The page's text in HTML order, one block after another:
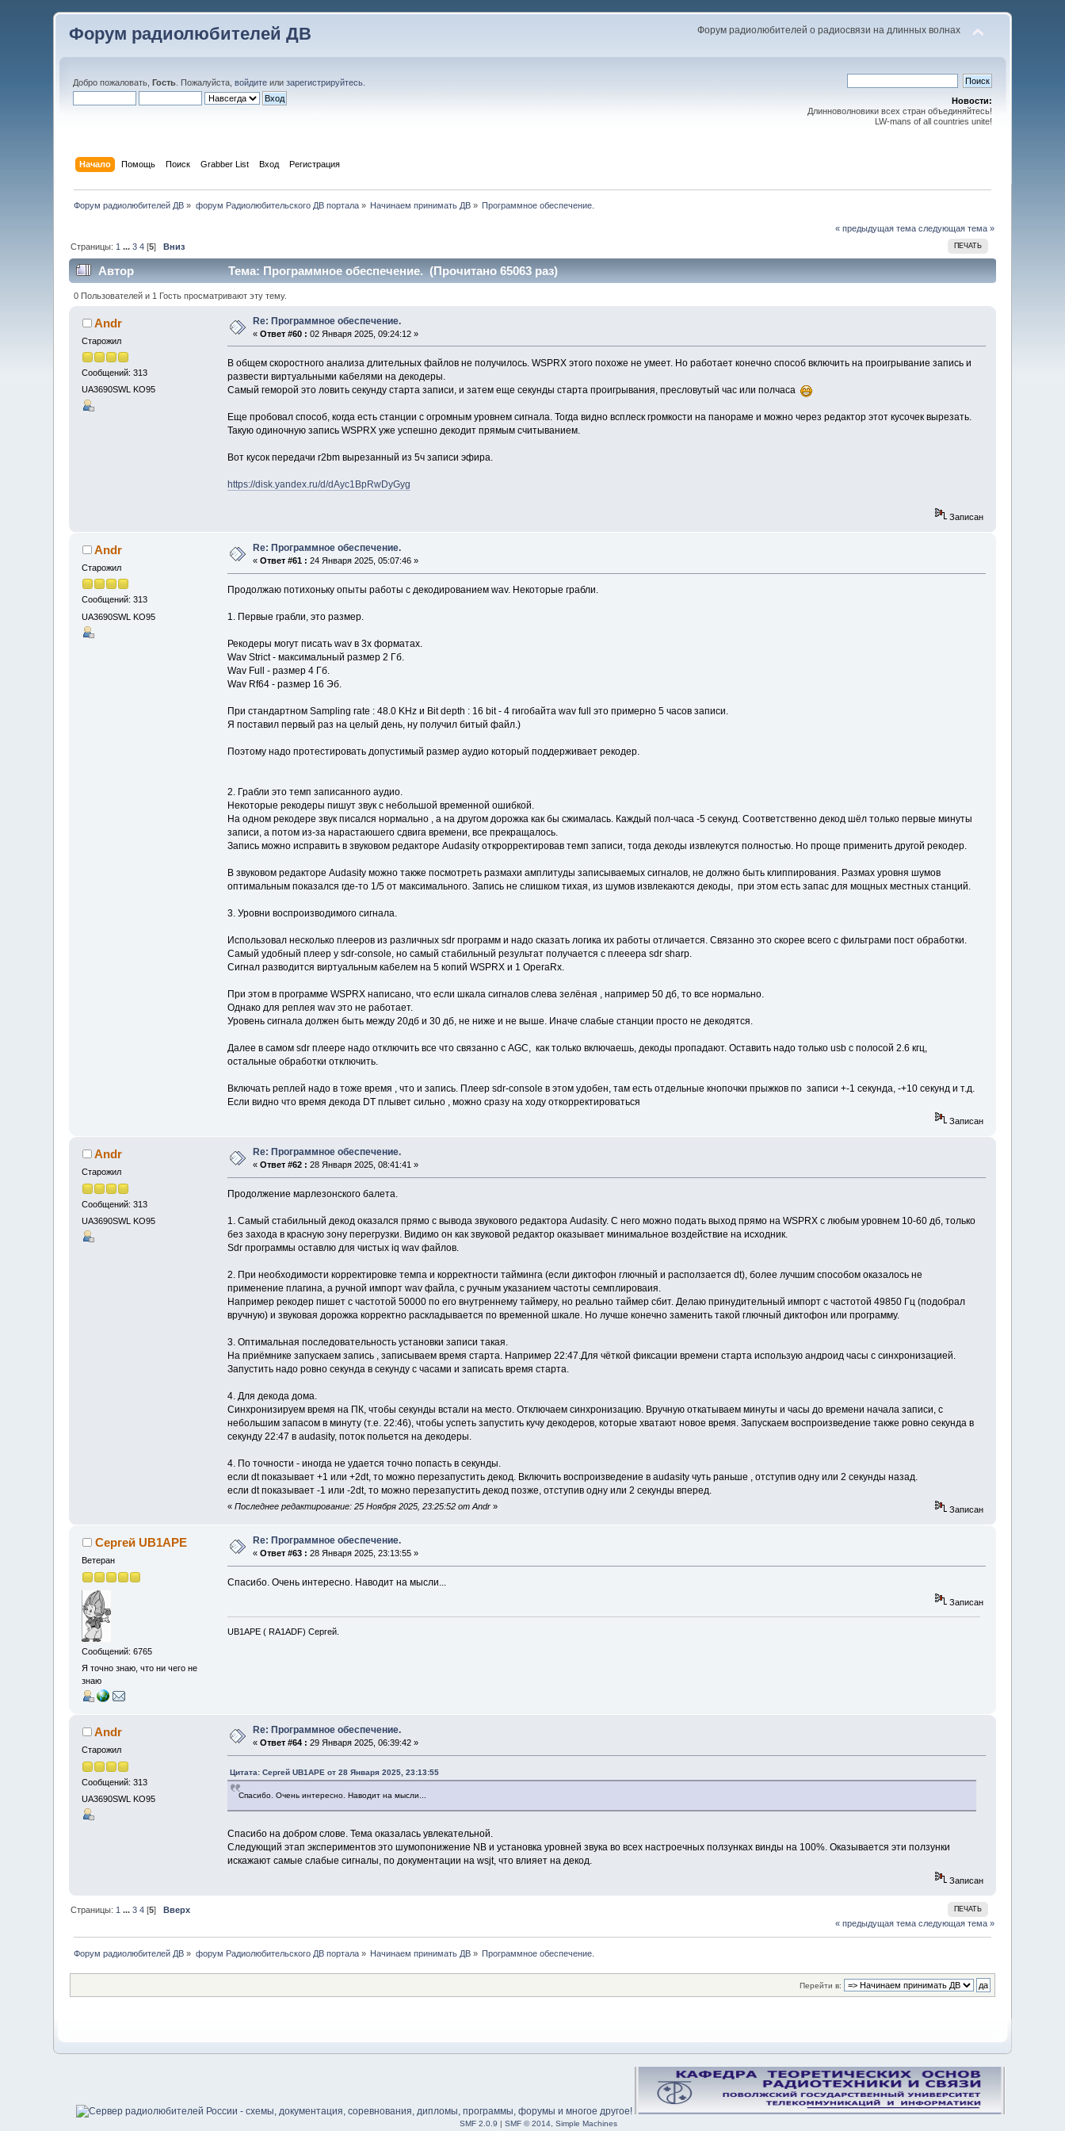
Форум радиолюбителей ДВ Форум радиолюбителей о радиосвязи на длинных волнах
Добро пожаловать,Гость . Пожалуйста,войдите илизарегистрируйтесь
Новости:
Длинноволновики всех стран объединяйтесь!
LW-mans of all countries unite!
Начало Помощь Поиск Grabber List Вход Регистрация
Форум радиолюбителей ДВ » форум Радиолюбительского ДВ портала» Начинаем принимать ДВ » Программное обеспечение.
« предыдущая тема следующая тема »
ПЕЧАТЬ
Страницы: 1 ...3 4 [5]Вниз
Автор Тема: Программное обеспечение. (Прочитано 65063 раз)
0 Пользователей и 1 Гость просматривают эту тему.
Andr
Старожил
Сообщений: 313
UA3690SWL KO95
Re: Программное обеспечение.
«Ответ #60 : 02 Января 2025, 09:24:12 »
В общем скоростного анализа длительных файлов не получилось. WSPRX этого похоже не умеет. Но работает конечно способ включить на проигрывание запись и
развести виртуальными кабелями на декодеры.
Самый геморой это ловить секунду старта записи, и затем еще секунды старта проигрывания, пресловутый час или полчаса
Еще пробовал способ, когда есть станции с огромным уровнем сигнала. Тогда видно всплеск громкости на панораме и можно через редактор этот кусочек вырезать.
Такую одиночную запись WSPRX уже успешно декодит прямым считыванием.
Вот кусок передачи r2bm вырезанный из 5ч записи эфира.
https://disk.yandex.ru/d/dAyc1BpRwDyGyg
Записан
Andr
Старожил
Сообщений: 313
UA3690SWL KO95
Re: Программное обеспечение.
«Ответ #61 : 24 Января 2025, 05:07:46 »
Продолжаю потихоньку опыты работы с декодированием wav. Некоторые грабли.
1. Первые грабли, это размер.
Рекодеры могут писать wav в 3х форматах.
Wav Strict - максимальный размер 2 Гб.
Wav Full - размер 4 Гб.
Wav Rf64 - размер 16 Эб.
При стандартном Sampling rate : 48.0 KHz и Bit depth : 16 bit - 4 гигобайта wav full это примерно 5 часов записи.
Я поставил первый раз на целый день, ну получил битый файл.)
Поэтому надо протестировать допустимый размер аудио который поддерживает рекодер.
2. Грабли это темп записанного аудио.
Некоторые рекодеры пишут звук с небольшой временной ошибкой.
На одном рекодере звук писался нормально , а на другом дорожка как бы сжималась. Каждый пол-часа -5 секунд. Соответственно декод шёл только первые минуты
записи, а потом из-за нарастаюшего сдвига времени, все прекращалось.
Запись можно исправить в звуковом редакторе Audasity открорректировав темп записи, тогда декоды извлекутся полностью. Но проще применить другой рекодер.
В звуковом редакторе Audasity можно также посмотреть размахи амплитуды записываемых сигналов, не должно быть клиппирования. Размах уровня шумов
оптимальным показался где-то 1/5 от максимального. Запись не слишком тихая, из шумов извлекаются декоды, при этом есть запас для мощных местных станций.
3. Уровни воспроизводимого сигнала.
Использовал несколько плееров из различных sdr программ и надо сказать логика их работы отличается. Связанно это скорее всего с фильтрами пост обработки.
Самый удобный плеер у sdr-console, но самый стабильный результат получается с плееера sdr sharp.
Сигнал разводится виртуальным кабелем на 5 копий WSPRX и 1 OperaRx.
При этом в программе WSPRX написано, что если шкала сигналов слева зелёная , например 50 дб, то все нормально.
Однако для реплея wav это не работает.
Уровень сигнала должен быть между 20дб и 30 дб, не ниже и не выше. Иначе слабые станции просто не декодятся.
Далее в самом sdr плеере надо отключить все что связанно с AGC, как только включаешь, декоды пропадают. Оставить надо только usb с полосой 2.6 кгц,
остальные обработки отключить.
Включать реплей надо в тоже время , что и запись. Плеер sdr-console в этом удобен, там есть отдельные кнопочки прыжков по записи +-1 секунда, -+10 секунд и т.д.
Если видно что время декода DT плывет сильно , можно сразу на ходу откорректироваться
Записан
Andr
Старожил
Сообщений: 313
UA3690SWL KO95
Re: Программное обеспечение.
«Ответ #62 : 28 Января 2025, 08:41:41 »
Продолжение марлезонского балета.
1. Самый стабильный декод оказался прямо с вывода звукового редактора Audasity. С него можно подать выход прямо на WSPRX с любым уровнем 10-60 дб, только
без захода в красную зону перегрузки. Видимо он как звуковой редактор оказывает минимальное воздействие на исходник.
Sdr программы оставлю для чистых iq wav файлов.
2. При необходимости корректировке темпа и корректности тайминга (если диктофон глючный и расползается dt), более лучшим способом оказалось не
применение плагина, а ручной импорт wav файла, с ручным указанием частоты семплироваия.
Например рекодер пишет с частотой 50000 по его внутреннему таймеру, но реально таймер сбит. Делаю принудительный импорт с частотой 49850 Гц (подобрал
вручную) и звуковая дорожка корректно раскладывается по временной шкале. Но лучше конечно заменить такой глючный диктофон или программу.
3. Оптимальная последовательность установки записи такая.
На приёмнике запускаем запись , записываем время старта. Например 22:47.Для чёткой фиксации времени старта использую андроид часы с синхронизацией.
Запустить надо ровно секунда в секунду с часами и записать время старта.
4. Для декода дома.
Синхронизируем время на ПК, чтобы секунды встали на место. Отключаем синхронизацию. Вручную откатываем минуты и часы до времени начала записи, с
небольшим запасом в минуту (т.е. 22:46), чтобы успеть запустить кучу декодеров, которые хватают новое время. Запускаем воспроизведение также ровно секунда в
секунду 22:47 в audasity, поток польется на декодеры.
4. По точности - иногда не удается точно попасть в секунды.
если dt показывает +1 или +2dt, то можно перезапустить декод. Включить воспроизведение в audasity чуть раньше , отступив одну или 2 секунды назад.
если dt показывает -1 или -2dt, то можно перезапустить декод позже, отступив одну или 2 секунды вперед.
« Последнее редактирование: 25 Ноября 2025, 23:25:52 от Andr» Записан
Сергей UB1APE
Ветеран
Сообщений: 6765
Я точно знаю, что ни чего не
знаю
Re: Программное обеспечение.
«Ответ #63 : 28 Января 2025, 23:13:55 »
Спасибо. Очень интересно. Наводит на мысли...
Записан
UB1APE ( RA1ADF) Сергей.
Andr
Старожил
Сообщений: 313
UA3690SWL KO95
Re: Программное обеспечение.
«Ответ #64 : 29 Января 2025, 06:39:42 »
Цитата: Сергей UB1APE от 28 Января 2025, 23:13:55
Спасибо. Очень интересно. Наводит на мысли...
Спасибо на добром слове. Тема оказалась увлекательной.
Следующий этап экспериментов это шумопонижение NB и установка уровней звука во всех настроечных ползунках винды на 100%. Оказывается эти ползунки
искажают самые слабые сигналы, по документации на wsjt, что влияет на декод.
Записан
ПЕЧАТЬ
Страницы: 1 ...3 4 [5]Вверх
« предыдущая тема следующая тема »
Форум радиолюбителей ДВ » форум Радиолюбительского ДВ портала» Начинаем принимать ДВ » Программное обеспечение.
Перейти в:
SMF 2.0.9 | SMF © 2014 Simple Machines